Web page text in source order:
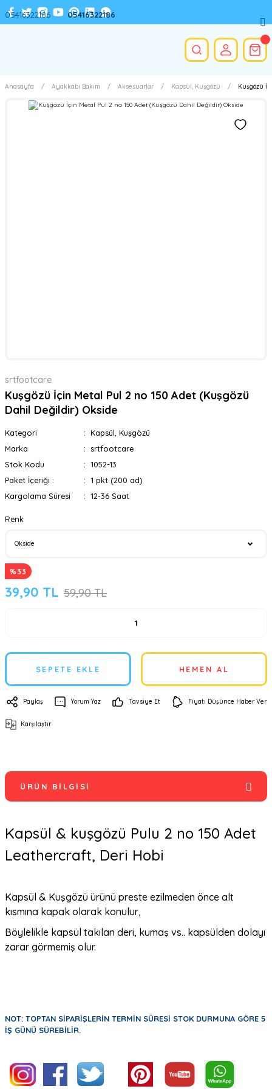
Anasayfa Ayakkabı Bakım Aksesuarlar Kapsül, Kuşgözü Kuşgözü
srtfootcare
Kuşgözü İçin Metal Pul 2 no 150 Adet (Kuşgözü
Dahil Değildir) Okside
Kategori
Kapsül, Kuşgözü
Marka
srtfootcare
Stok Kodu
1052-13
Paket İçeriği :
1 pkt (200 ad)
Kargolama Süresi
12-36 Saat
Renk
%33
39,90 TL 59,90 TL
SEPETE EKLE HEMEN AL
Paylaş Yorum Yaz Tavsiye Et Fiyatı Düşünce Haber Ver
Karşılaştır
ÜRÜN BILGISI
Kapsül & kuşgözü Pulu 2 no 150 Adet
Leathercraft, Deri Hobi
Kapsül & Kuşgözü ürünü preste ezilmeden önce alt
kısmına kapak olarak konulur,
Böylelikle kapsül takılan deri, kumaş vs.. kapsülden dolayı
zarar görmemiş olur.
NOT: TOPTAN SİPARİŞLERİN TERMİN SÜRESİ STOK DURMUNA GÖRE 5
İŞ GÜNÜ SÜREBİLİR.
05416322186 05416322186